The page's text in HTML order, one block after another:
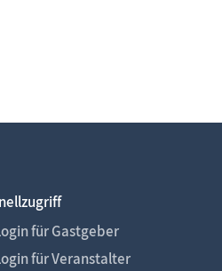
für Gastgeber
für Veranstalter